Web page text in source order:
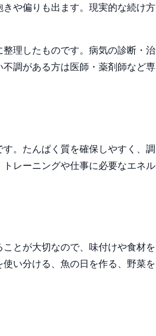
や偏りも出ます。現実的な続け方
理したものです。病気の診断・治
調がある方は医師・薬剤師など専
。たんぱく質を確保しやすく、調
レーニングや仕事に必要なエネル
とが大切なので、味付けや食材を
い分ける、魚の日を作る、野菜を